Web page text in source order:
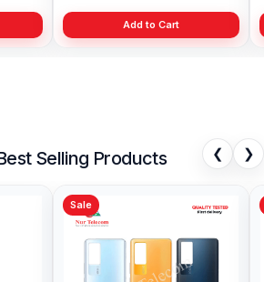
Add to Cart
Selling Products ❮ ❯
Sale